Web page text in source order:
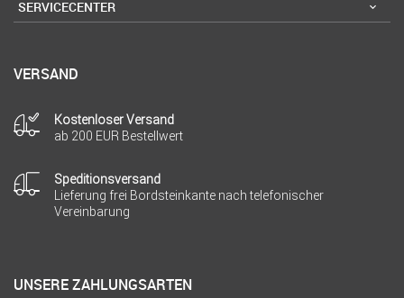
SERVICECENTER
VERSAND
Kostenloser Versand
ab 200 EUR Bestellwert
Speditionsversand
Lieferung frei Bordsteinkante nach telefonischer
Vereinbarung
UNSERE ZAHLUNGSARTEN